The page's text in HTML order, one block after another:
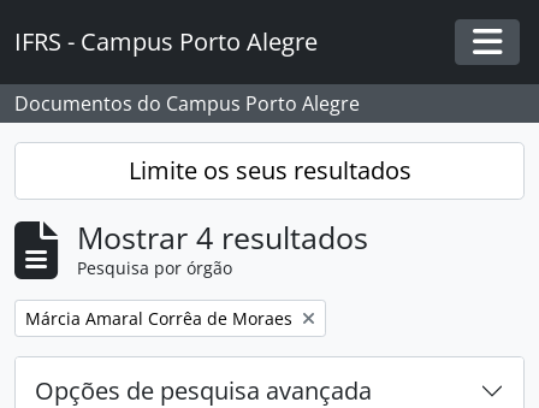
IFRS - Campus Porto Alegre
Documentos do Campus Porto Alegre
Limite os seus resultados
Mostrar 4 resultados
Pesquisa por órgão
Remover filtro:
Márcia Amaral Corrêa de Moraes
Opções de pesquisa avançada